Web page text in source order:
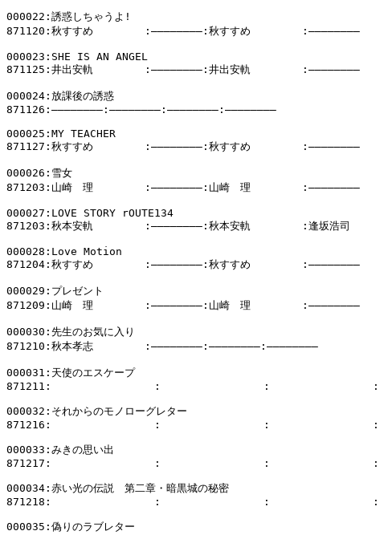
000022:誘惑しちゃうよ!
871120:秋すすめ        :――――――――:秋すすめ        :――――――――
000023:SHE IS AN ANGEL
871125:井出安軌        :――――――――:井出安軌        :――――――――
000024:放課後の誘惑
871126:――――――――:――――――――:――――――――:――――――――
000025:MY TEACHER
871127:秋すすめ        :――――――――:秋すすめ        :――――――――
000026:雪女
871203:山崎　理        :――――――――:山崎　理        :――――――――
000027:LOVE STORY rOUTE134
871203:秋本安軌        :――――――――:秋本安軌        :逢坂浩司
000028:Love Motion
871204:秋すすめ        :――――――――:秋すすめ        :――――――――
000029:プレゼント
871209:山崎　理        :――――――――:山崎　理        :――――――――
000030:先生のお気に入り
871210:秋本孝志        :――――――――:――――――――:――――――――
000031:天使のエスケープ
871211:                :                :                :
000032:それからのモノローグレター
871216:                :                :                :
000033:みきの思い出
871217:                :                :                :
000034:赤い光の伝説　第二章・暗黒城の秘密
871218:                :                :                :
000035:偽りのラブレター